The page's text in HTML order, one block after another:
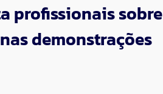
profissionais sobre
demonstrações